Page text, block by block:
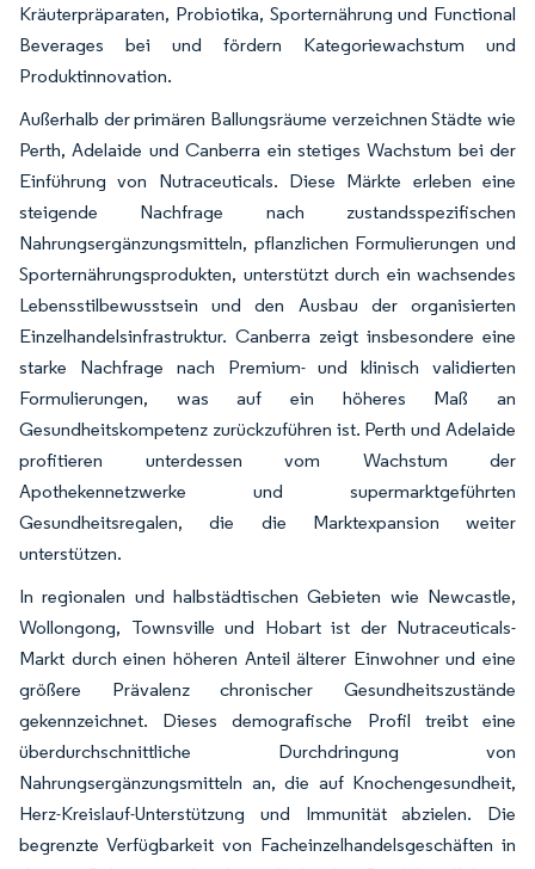
Kräuterpräparaten, Probiotika, Sporternährung und Functional
Beverages bei und fördern Kategoriewachstum und
Produktinnovation.
Außerhalb der primären Ballungsräume verzeichnen Städte wie
Perth, Adelaide und Canberra ein stetiges Wachstum bei der
Einführung von Nutraceuticals. Diese Märkte erleben eine
steigende Nachfrage nach zustandsspezifischen
Nahrungsergänzungsmitteln, pflanzlichen Formulierungen und
Sporternährungsprodukten, unterstützt durch ein wachsendes
Lebensstilbewusstsein und den Ausbau der organisierten
Einzelhandelsinfrastruktur. Canberra zeigt insbesondere eine
starke Nachfrage nach Premium- und klinisch validierten
Formulierungen, was auf ein höheres Maß an
Gesundheitskompetenz zurückzuführen ist. Perth und Adelaide
profitieren unterdessen vom Wachstum der
Apothekennetzwerke und supermarktgeführten
Gesundheitsregalen, die die Marktexpansion weiter
unterstützen.
In regionalen und halbstädtischen Gebieten wie Newcastle,
Wollongong, Townsville und Hobart ist der Nutraceuticals-
Markt durch einen höheren Anteil älterer Einwohner und eine
größere Prävalenz chronischer Gesundheitszustände
gekennzeichnet. Dieses demografische Profil treibt eine
überdurchschnittliche Durchdringung von
Nahrungsergänzungsmitteln an, die auf Knochengesundheit,
Herz-Kreislauf-Unterstützung und Immunität abzielen. Die
begrenzte Verfügbarkeit von Facheinzelhandelsgeschäften in